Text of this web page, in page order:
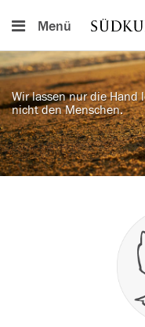
Menü
Wir lassen nur die Hand
nicht den Menschen.